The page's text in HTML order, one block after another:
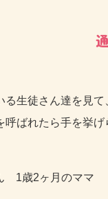
る生徒さん達を見
呼ばれたら手を挙
1歳2ヶ月のママ